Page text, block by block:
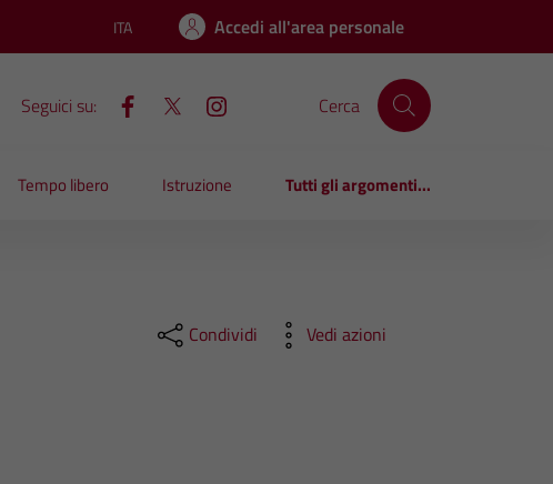
Lingua attiva:
ITA Accedi all'area personale
Seguici su: Cerca
Tempo libero Istruzione Tutti gli argomenti...
Condividi Vedi azioni